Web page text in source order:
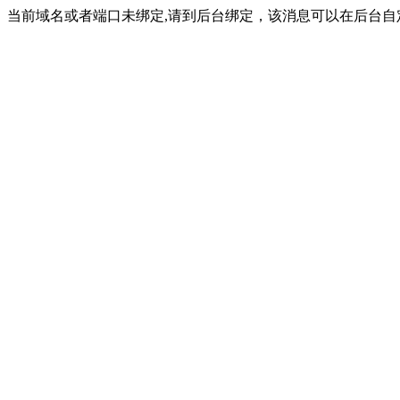
当前域名或者端口未绑定,请到后台绑定，该消息可以在后台自